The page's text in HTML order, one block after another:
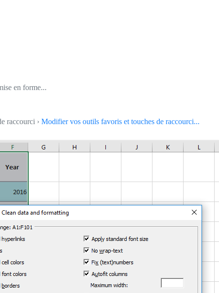
en forme...
raccourci › Modifier vos outils favoris et touches de raccourci...